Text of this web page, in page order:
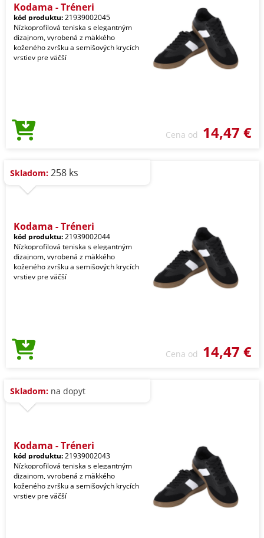
Kodama - Tréneri
kód produktu:21939002045
Nízkoprofilová teniska s elegantným
dizajnom, vyrobená z mäkkého
koženého zvršku a semišových krycích
vrstiev pre väčší
Cena od 14,47 €
Skladom: 258 ks
Kodama - Tréneri
kód produktu:21939002044
Nízkoprofilová teniska s elegantným
dizajnom, vyrobená z mäkkého
koženého zvršku a semišových krycích
vrstiev pre väčší
Cena od 14,47 €
Skladom: na dopyt
Kodama - Tréneri
kód produktu:21939002043
Nízkoprofilová teniska s elegantným
dizajnom, vyrobená z mäkkého
koženého zvršku a semišových krycích
vrstiev pre väčší